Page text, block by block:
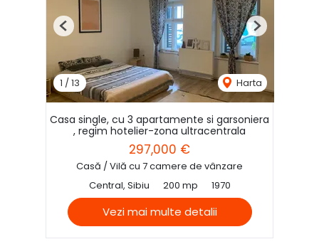
1 /13 Harta
Previous Next
Casa single, cu 3 apartamente si garsoniera
, regim hotelier-zona ultracentrala
297,000 €
Casă / Vilă cu 7 camere de vânzare
Central, Sibiu
200 mp 1970
Vezi mai multe detalii